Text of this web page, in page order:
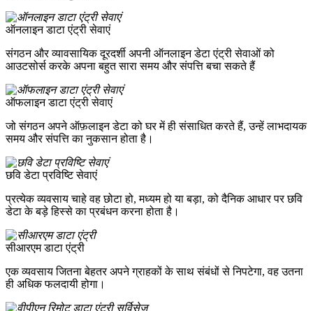
ऑनलाइन डाटा एंट्री सेवाएं
संगठन और व्यावसायिक दूरदर्शी अपनी ऑनलाइन डेटा एंट्री सेवाओं को
आउटसोर्स करके अपना बहुत सारा समय और संपत्ति बचा सकते हैं
ऑफलाइन डाटा एंट्री सेवाएं
जो संगठन अपने ऑफ़लाइन डेटा को घर में ही संसाधित करते हैं, उन्हें लाभदायक
समय और संपत्ति का नुकसान होता है।
छवि डेटा प्रविष्टि सेवाएं
प्रत्येक व्यवसाय चाहे वह छोटा हो, मध्यम हो या बड़ा, को दैनिक आधार पर छवि
डेटा के बड़े हिस्से का प्रबंधन करना होता है।
सीआरएम डाटा एंट्री
एक व्यवसाय जितना बेहतर अपने ग्राहकों के साथ संबंधों से निपटेगा, वह उतना
ही अधिक फलदायी होगा।